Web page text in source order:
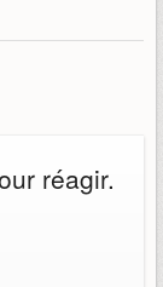
réagir.